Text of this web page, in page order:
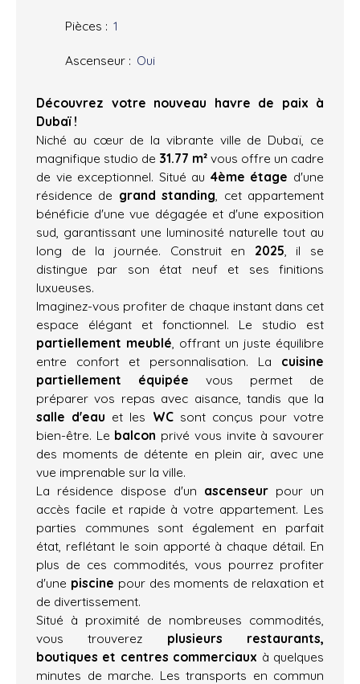
Pièces : 1
Ascenseur : Oui
Découvrez votre nouveau havre de paix à
Dubaï !
Niché au cœur de la vibrante ville de Dubaï, ce
magnifique studio de 31.77 m² vous offre un cadre
de vie exceptionnel. Situé au 4ème étage d'une
résidence de grand standing , cet appartement
bénéficie d'une vue dégagée et d'une exposition
sud, garantissant une luminosité naturelle tout au
long de la journée. Construit en 2025 , il se
distingue par son état neuf et ses finitions
luxueuses.
Imaginez-vous profiter de chaque instant dans cet
espace élégant et fonctionnel. Le studio est
partiellement meublé , offrant un juste équilibre
entre confort et personnalisation. La cuisine
partiellement équipée vous permet de
préparer vos repas avec aisance, tandis que la
salle d'eau et les WCsont conçus pour votre
bien-être. Le balcon privé vous invite à savourer
des moments de détente en plein air, avec une
vue imprenable sur la ville.
La résidence dispose d'un ascenseur pour un
accès facile et rapide à votre appartement. Les
parties communes sont également en parfait
état, reflétant le soin apporté à chaque détail. En
plus de ces commodités, vous pourrez profiter
d'une piscine pour des moments de relaxation et
de divertissement.
Situé à proximité de nombreuses commodités,
vous trouverez plusieurs restaurants,
boutiques et centres commerciaux à quelques
minutes de marche. Les transports en commun